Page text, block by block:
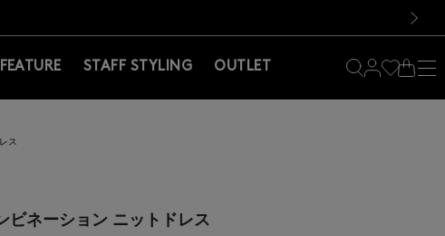
料！お買い物の際は会員登録を！
料！お買い物の際は会員登録を！
FEATURE STAFF STYLING OUTLET
ス
ビネーション ニットドレス